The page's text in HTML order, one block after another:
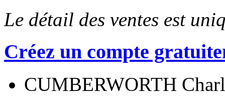
Le détail des ventes est
Créez un compte
CUMBERWORTH